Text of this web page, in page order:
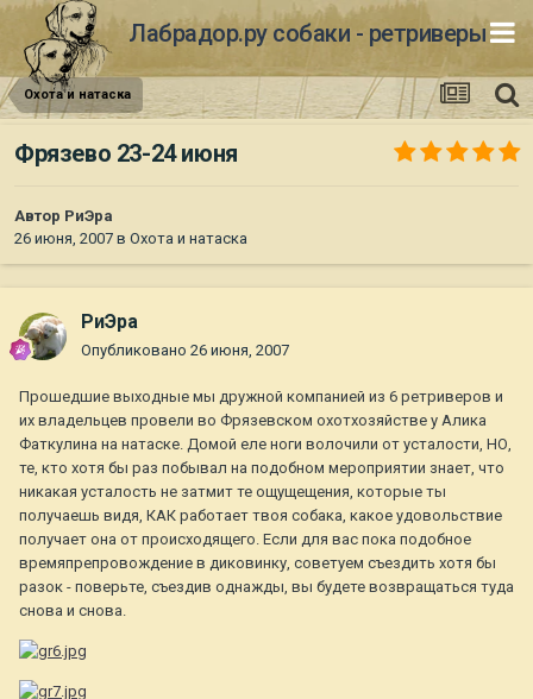
Лабрадор.ру собаки - ретриверы
Охота и натаска
Фрязево 23-24 июня
Автор РиЭра
26 июня, 2007 в Охота и натаска
РиЭра
Опубликовано 26 июня, 2007
Прошедшие выходные мы дружной компанией из 6 ретриверов и
их владельцев провели во Фрязевском охотхозяйстве у Алика
Фаткулина на натаске. Домой еле ноги волочили от усталости, НО,
те, кто хотя бы раз побывал на подобном мероприятии знает, что
никакая усталость не затмит те ощущещения, которые ты
получаешь видя, КАК работает твоя собака, какое удовольствие
получает она от происходящего. Если для вас пока подобное
времяпрепровождение в диковинку, советуем съездить хотя бы
разок - поверьте, съездив однажды, вы будете возвращаться туда
снова и снова.